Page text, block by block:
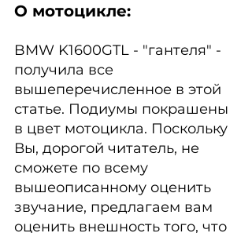
О мотоцикле:
BMW K1600GTL - "гантеля" -
получила все
вышеперечисленное в этой
статье. Подиумы покрашены
в цвет мотоцикла. Поскольку
Вы, дорогой читатель, не
сможете по всему
вышеописанному оценить
звучание, предлагаем вам
оценить внешность того, что